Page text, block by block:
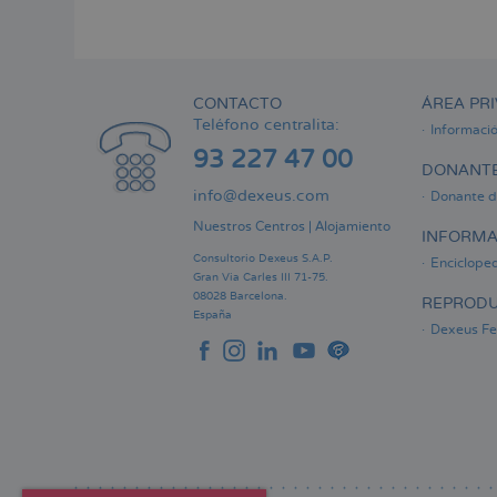
CONTACTO
Teléfono centralita:
93 227 47 00
info@dexeus.com
Nuestros Centros | Alojamiento
Consultorio Dexeus S.A.P.
Gran Via Carles III 71-75.
08028 Barcelona.
España
ÁREA
Donante
Dexeus